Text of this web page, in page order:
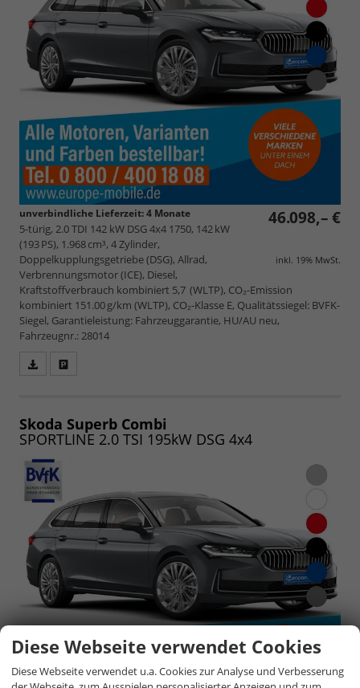
46.098,– €
inkl. 19% MwSt.
unverbindliche Lieferzeit:4 Monate
5-türig, 2.0 TDI 142 kW DSG 4x4 1750, 142 kW
(193 PS), 1.968 cm³, 4 Zylinder,
Doppelkupplungsgetriebe (DSG), Allrad,
Verbrennungsmotor (ICE), Diesel,
Kraftstoffverbrauch kombiniert 5,7 (WLTP), CO₂-Emission
kombiniert 151.00 g/km (WLTP), CO₂-Klasse E, Qualitätssiegel: BVFK-
Siegel, Garantieleistung: Fahrzeuggarantie, HU/AU neu,
Fahrzeugnr.: 28014
speichern/drucken
Skoda Superb Combi
SPORTLINE 2.0 TSI 195kW DSG 4x4
Diese Webseite verwendet Cookies
Diese Webseite verwendet u.a. Cookies zur Analyse und Verbesserung